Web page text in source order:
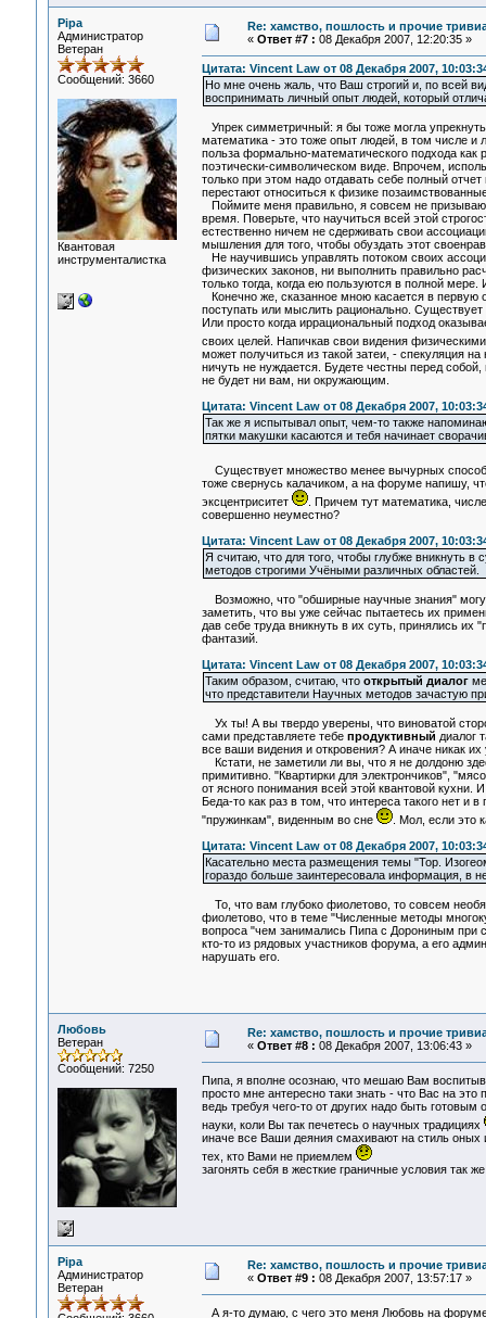
Pipa
Администратор
Ветеран
Сообщений: 3660
Квантовая
инструменталистка
Re: хамство, пошлость и прочие
« Ответ #7 : 08 Декабря 2007, 12:20:35 »
Цитата: Vincent Law от 08 Декабря 2007,
Но мне очень жаль, что Ваш строгий и, по всей
воспринимать личный опыт людей, который
Упрек симметричный: я бы тоже могла
математика - это тоже опыт людей, в том числе
польза формально-математического подхода как
поэтически-символическом виде. Впрочем,
только при этом надо отдавать себе полный
перестают относиться к физике
Поймите меня правильно, я совсем не
время. Поверьте, что научиться всей этой
естественно ничем не сдерживать свои
мышления для того, чтобы обуздать этот
Не научившись управлять потоком своих
физических законов, ни выполнить правильно
только тогда, когда ею пользуются в полной
Конечно же, сказанное мною касается в первую
поступать или мыслить рационально.
Или просто когда иррациональный подход
своих целей. Напичкав свои видения
может получиться из такой затеи, - спекуляция
ничуть не нуждается. Будете честны перед
не будет ни вам, ни окружающим.
Цитата: Vincent Law от 08 Декабря 2007,
Так же я испытывал опыт, чем-то также
пятки макушки касаются и тебя начинает
Существует множество менее вычурных
тоже свернусь калачиком, а на форуме напишу,
эксцентриситет
. Причем тут математика,
совершенно неуместно?
Цитата: Vincent Law от 08 Декабря 2007,
Я считаю, что для того, чтобы глубже вникнуть
методов строгими Учёными различных областей.
Возможно, что "обширные научные знания"
заметить, что вы уже сейчас пытаетесь их
дав себе труда вникнуть в их суть, принялись их
фантазий.
Цитата: Vincent Law от 08 Декабря 2007,
Таким образом, считаю, что открытый диалог
что представители Научных методов зачастую
Ух ты! А вы твердо уверены, что виноватой
сами представляете тебе продуктивный диалог
все ваши видения и откровения? А иначе никак
Кстати, не заметили ли вы, что я не долдоню
примитивно. "Квартирки для электрончиков",
от ясного понимания всей этой квантовой
Беда-то как раз в том, что интереса такого нет
"пружинкам", виденным во сне
. Мол, если это
Цитата: Vincent Law от 08 Декабря 2007,
Касательно места размещения темы "Тор.
гораздо больше заинтересовала информация, в
То, что вам глубоко фиолетово, то совсем
фиолетово, что в теме "Численные методы
вопроса "чем занимались Пипа с Дорониным при
кто-то из рядовых участников форума, а его
нарушать его.
Любовь
Ветеран
Сообщений: 7250
Re: хамство, пошлость и прочие
« Ответ #8 : 08 Декабря 2007, 13:06:43 »
Пипа, я вполне осознаю, что мешаю Вам
просто мне антересно таки знать - что Вас на это
ведь требуя чего-то от других надо быть
науки, коли Вы так печетесь о научных традициях
иначе все Ваши деяния смахивают на стиль оных
тех, кто Вами не приемлем
загонять себя в жесткие граничные условия так
Pipa
Администратор
Ветеран
Re: хамство, пошлость и прочие
« Ответ #9 : 08 Декабря 2007, 13:57:17 »
А я-то думаю, с чего это меня Любовь на